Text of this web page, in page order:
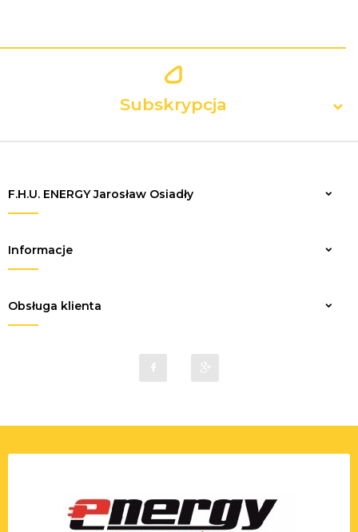
Subskrypcja
Zapisz
F.H.U. ENERGY Jarosław Osiadły
sklep@elektrykaenergy.pl
Informacje
Obsługa klienta